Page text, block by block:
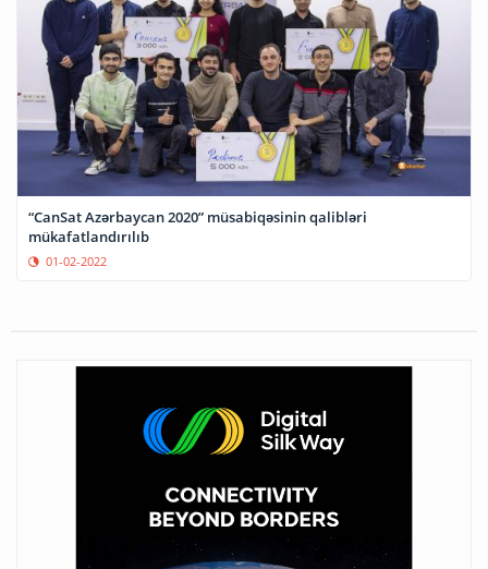
“CanSat Azərbaycan 2020” müsabiqəsinin qalibləri
mükafatlandırılıb
01-02-2022